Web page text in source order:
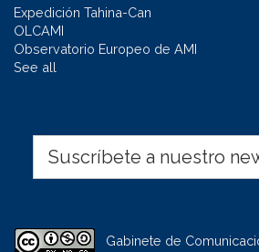
Expedición Tahina-Can
OLCAMI
Observatorio Europeo de AMI
See all
Suscríbete a nuestro
Gabinete de